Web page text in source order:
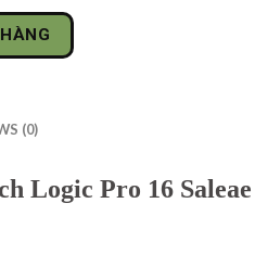
(0)
Logic Pro 16